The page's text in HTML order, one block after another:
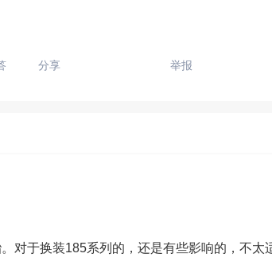
分享 举报
对于换装185系列的，还是有些影响的，不太